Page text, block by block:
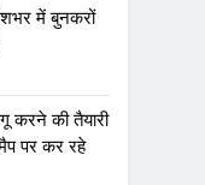
में बुनकरों
करने की तैयारी
पर कर रहे